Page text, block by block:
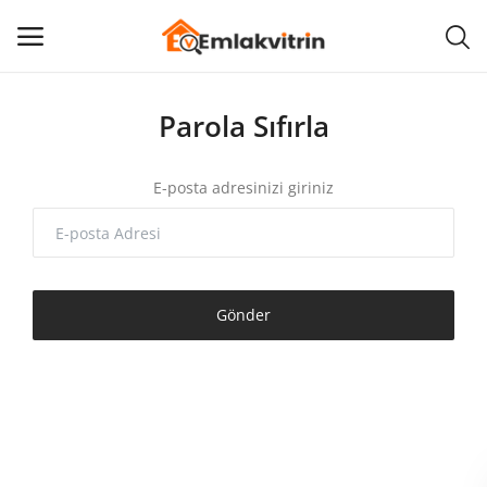
Ana menü
Kategoriler
Parola Sıfırla
E-posta adresinizi giriniz
Gönder